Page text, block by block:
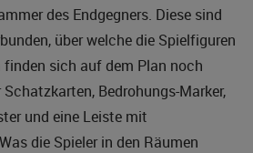
des Endgegners. Diese sind
über welche die Spielfiguren
finden sich auf dem Plan noch
Bedrohungs-Marker,
und eine Leiste mit
die Spieler in den Räumen